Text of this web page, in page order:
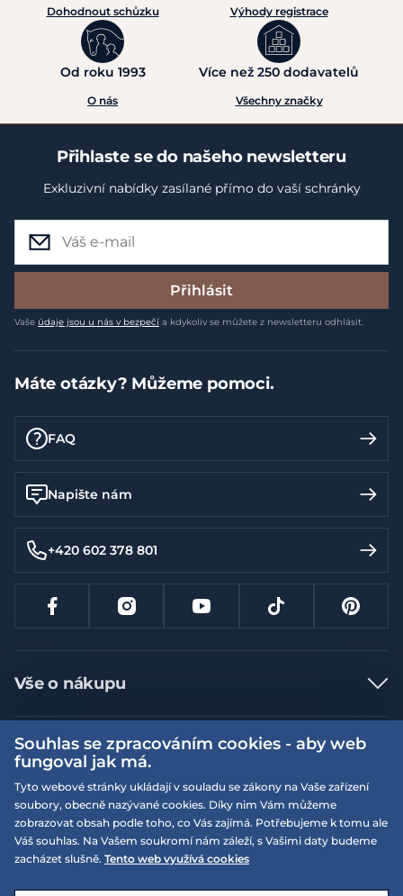
Dohodnout schůzku Výhody registrace
Od roku 1993
O nás
Více než 250 dodavatelů
Všechny značky
Přihlaste se do našeho newsletteru
Exkluzivní nabídky zasílané přímo do vaší schránky
Přihlásit
Vaše údaje jsou u nás v bezpečí a kdykoliv se můžete z newsletteru odhlásit.
Máte otázky? Můžeme pomoci.
FAQ
Napište nám
+420 602 378 801
Vše o nákupu
Jak nakupovat
Nejčastější dotazy
Doprava a platba
Vrácení a výměna zboží
Reklamace
Velikostní tabulky
Více informací
Obchodní podmínky
Podmínky EQS věrnostního klubu
On-line katalogy
Naše prodejny
EQS Rudná
E-shop vytvořila a technicky zajišťujeSIMPLIA.cz
Souhlas se zpracováním cookies - aby web
fungoval jak má.
Tyto webové stránky ukládají v souladu se zákony na Vaše zařízení
soubory, obecně nazývané cookies. Díky nim Vám můžeme
zobrazovat obsah podle toho, co Vás zajímá. Potřebujeme k tomu ale
Váš souhlas. Na Vašem soukromí nám záleží, s Vašimi daty budeme
zacházet slušně. Tento web využívá cookies